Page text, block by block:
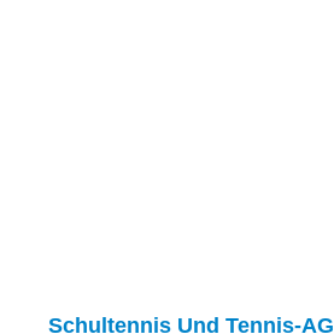
Schultennis Und Tennis-AG